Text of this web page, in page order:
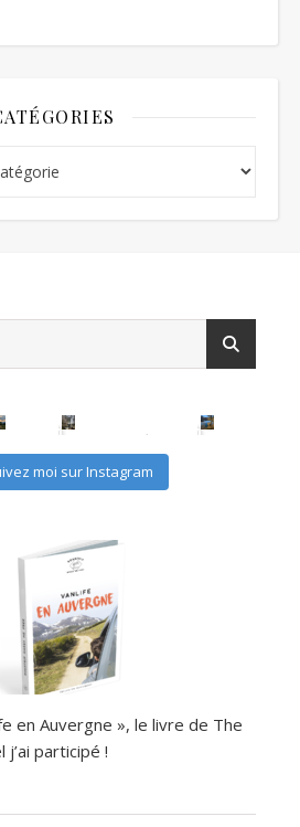
moi sur Instagram
en Auvergne », le livre de The
participé !